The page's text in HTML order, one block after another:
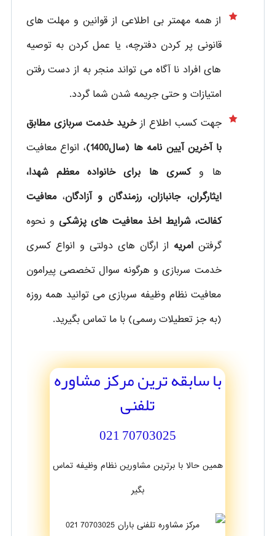
از همه مهمتر بی اطلاعی از قوانین و مهلت های
قانونی پر کردن دفترچه، یا عمل کردن به توصیه
های افراد نا آگاه می تواند منجر به از دست رفتن
امتیازات و حتی جریمه شدن شما گردد.
جهت کسب اطلاع از خرید خدمت سربازی مطابق
با آخرین آیین نامه ها (سال1400)
، انواع معافیت
ها و کسری ها برای خانواده معظم شهدا،
ایثارگران، جانبازان، رزمندگان و آزادگان،معافیت
کفالت، شرایط اخذ معافیت های پزشکی و نحوه
گرفتنامریه از ارگان های دولتی و انواع کسری
خدمت سربازی و هرگونه سوال تخصصی پیرامون
معافیت نظام وظیفه سربازی می توانید همه روزه
(به جز تعطیلات رسمی) با ما تماس بگیرید.
با سابقه ترین مرکز مشاوره
تلفنی
70703025 021
همین حالا با برترین مشاورین نظام وظیفه تماس
بگیر